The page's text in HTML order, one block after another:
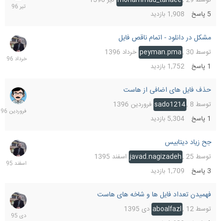
پاسخ 1,908 بازدید
مشکل در دانلود - اتمام ناقص فایل
توسط peyman.pma ,30 خرداد 1396
پاسخ 1,752 بازدید
31
حذف فایل های اضافی از هاست
توسط sado1214 , 8 فروردین 1396
پاسخ 5,304 بازدید
8
جح زیاد دیتابیس
توسط javad.nagizadeh ,25 اسفند 1395
پاسخ 1,709 بازدید
26
فهمیدن تعداد فایل ها و شاخه های هاست
توسط aboalfazl ,12 دی 1395
12
دی